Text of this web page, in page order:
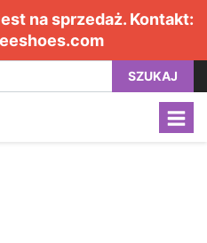
na sprzedaż. Kontakt:
SZUKAJ